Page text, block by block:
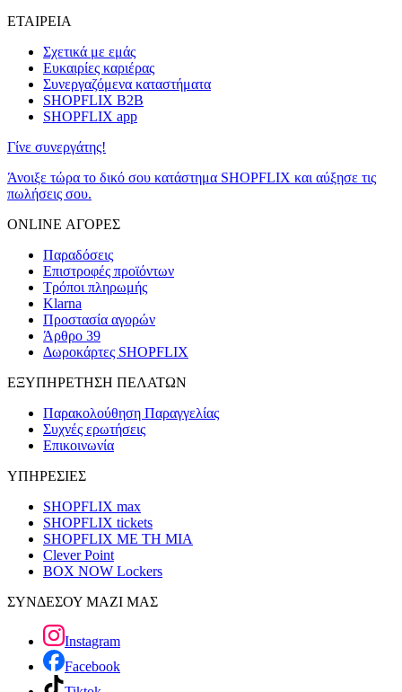
ΕΤΑΙΡΕΙΑ
Σχετικά με εμάς
Ευκαιρίες καριέρας
Συνεργαζόμενα καταστήματα
SHOPFLIX B2B
SHOPFLIX app
Γίνε συνεργάτης!
Άνοιξε τώρα το δικό σου κατάστημα SHOPFLIX και αύξησε τις
πωλήσεις σου.
ONLINE ΑΓΟΡΕΣ
Παραδόσεις
Επιστροφές προϊόντων
Τρόποι πληρωμής
Klarna
Προστασία αγορών
Άρθρο 39
Δωροκάρτες SHOPFLIX
ΕΞΥΠΗΡΕΤΗΣΗ ΠΕΛΑΤΩΝ
Παρακολούθηση Παραγγελίας
Συχνές ερωτήσεις
Επικοινωνία
ΥΠΗΡΕΣΙΕΣ
SHOPFLIX max
SHOPFLIX tickets
SHOPFLIX ΜΕ ΤΗ ΜΙΑ
Clever Point
BOX NOW Lockers
ΣΥΝΔΕΣΟΥ ΜΑΖΙ ΜΑΣ
Instagram
Facebook